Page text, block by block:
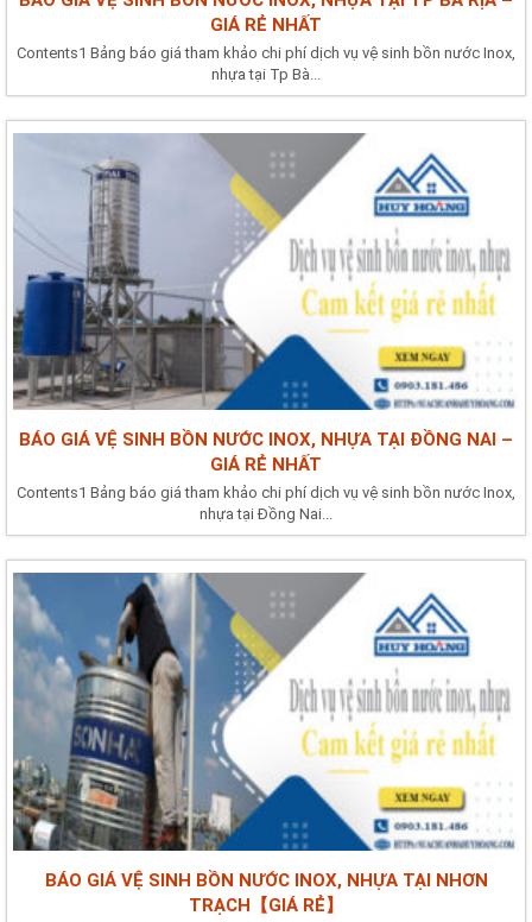
GIÁ RẺ NHẤT
Contents1 Bảng báo giá tham khảo chi phí dịch vụ vệ sinh bồn nước Inox,
nhựa tại Tp Bà...
BÁO GIÁ VỆ SINH BỒN NƯỚC INOX, NHỰA TẠI ĐỒNG NAI –
GIÁ RẺ NHẤT
Contents1 Bảng báo giá tham khảo chi phí dịch vụ vệ sinh bồn nước Inox,
nhựa tại Đồng Nai...
BÁO GIÁ VỆ SINH BỒN NƯỚC INOX, NHỰA TẠI NHƠN
TRẠCH【GIÁ RẺ】